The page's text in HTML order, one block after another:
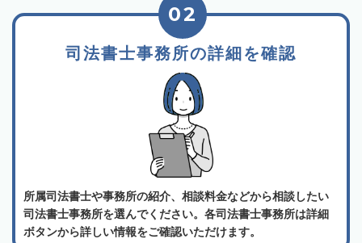
司法書士事務所の詳細を確認
02
所属司法書士や事務所の紹介、相談料金などから相談したい
司法書士事務所を選んでください。各司法書士事務所は詳細
ボタンから詳しい情報をご確認いただけます。